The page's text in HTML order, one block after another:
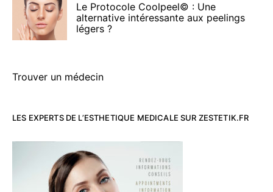
Le Protocole Coolpeel© : Une
alternative intéressante aux peelings
légers ?
Trouver un médecin
LES EXPERTS DE L’ESTHETIQUE MEDICALE SUR ZESTETIK.FR